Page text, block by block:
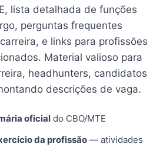
lista detalhada de funções
perguntas frequentes
e links para profissões
Material valioso para
headhunters, candidatos
descrições de vaga.
oficial do CBO/MTE
da profissão — atividades